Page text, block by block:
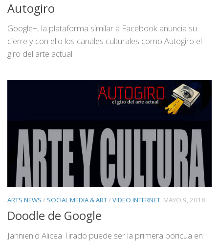
Autogiro
Google+, la plataforma similar a Facebook anuncia su
cierre y con ello los canales culturales como Autogiro el
giro del arte actual
ARTS NEWS / SOCIAL MEDIA & ART/VIDEO INTERNET MAYO 9, 2018
Doodle de Google
Jannienid Alicea Tirado puede ser la primera boricua en